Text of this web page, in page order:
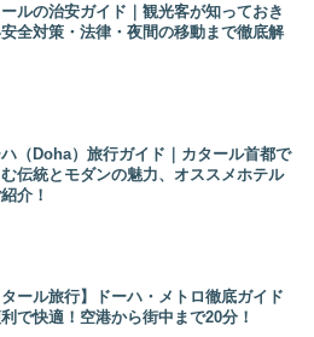
ルの治安ガイド｜観光客が知っておき
全対策・法律・夜間の移動まで徹底解
ハ（Doha）旅行ガイド｜カタール首都で
伝統とモダンの魅力、オススメホテル
介！
タール旅行】ドーハ・メトロ徹底ガイド
利で快適！空港から街中まで20分！